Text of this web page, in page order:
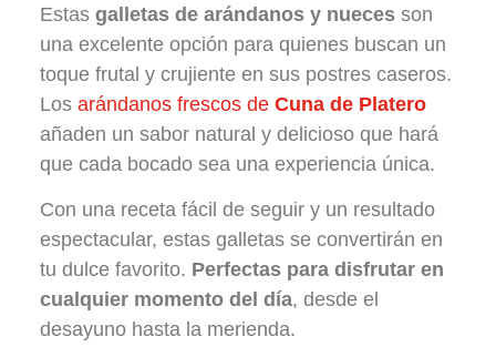
Estas galletas de arándanos y nuecesson
una excelente opción para quienes buscan un
toque frutal y crujiente en sus postres caseros.
Los arándanos frescos de Cuna de Platero
añaden un sabor natural y delicioso que hará
que cada bocado sea una experiencia única.
Con una receta fácil de seguir y un resultado
espectacular, estas galletas se convertirán en
tu dulce favorito. Perfectas para disfrutar en
cualquier momento del día, desde el
desayuno hasta la merienda.